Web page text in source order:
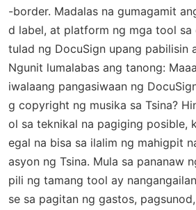
-border. Madalas na gumagamit
d label, at platform ng mga tool sa
tulad ng DocuSign upang pabilisin
Ngunit lumalabas ang tanong:
iwalaang pangasiwaan ng
g copyright ng musika sa Tsina?
ol sa teknikal na pagiging posible,
egal na bisa sa ilalim ng mahigpit
asyon ng Tsina. Mula sa pananaw
pili ng tamang tool ay
se sa pagitan ng gastos,